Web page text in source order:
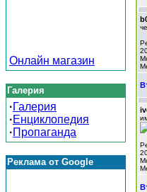
Онлайн магазин
Галерия
·Галерия
·Енциклопедия
·Пропаганда
Реклама от Google